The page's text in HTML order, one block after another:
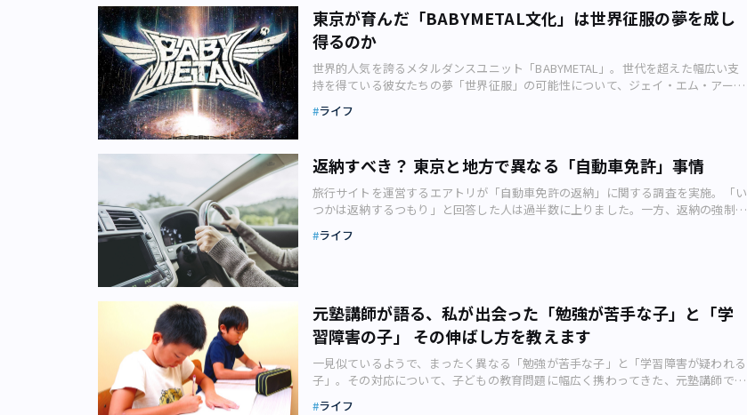
が、この時期の婚姻件数（厚生労働省）を見ると2001（平成13）年の79万9999組
を境に減少の一途をたどっています。 2019年は「令和婚」で盛り上がり前年よ
り1万2484組増えましたが、そもそも2000年初頭と比べると約20万組も減っている
のです。 結婚のイメージ（画像：写真AC） その原因のひとつとして考えられる
のが、氷河期世代の存在です。「不安定な雇用で結婚する余裕がない」という人が
相当数おり、結果的に現在の少子化に拍車がかかってしまいました。バブル崩壊後
の就職難も、時間の経過とともに婚姻数の減少や少子化問題などの要因になってい
左右されない就職採用を行ったりするなど、企業や学生そして社会にとってより良
い未来へ進めるために見直しをする時期にきています。
ャーなもの」として距離を置いていました。 『孤独のグルメ』の背後にも90年代
サブカル『孤独のグルメ』の背後にも90年代サブカル ただ、現在の多様な文化の
徴が月刊誌『GON!』（ミリオン出版）です。 『GON!』1997年2月号（画像：大洋
図書）『GON!』は小さい級数の活字を使ってページを埋め尽くした雑誌でした
が、そのテーマは多種多様でした。廃墟探訪のページがあるかと思えば、「まずい
ーラ」をテーマにしている号もありました。 そのほかにも「サブカルの殿堂」
として知られる中野ブロードウェイ（中野区中野）の全店舗解説や、駄菓子「よっ
ちゃんいか」の取材など、最近の個人の趣味ブログやカルチャー系ニュースサイト
の街ネタの源流は、この時点でほぼ網羅されていました。 どれも今では世間、
気持ち悪がられる趣味でした。 今ドラマの新シーズンが好評な『孤独のグル
になったのです。 当初は、中年男性がひとりでご飯を食べて「失敗した～」「食
べ過ぎた～」という揚げ句にアームロック……と、ある意味奇妙な人物像が斜め目
線から評価されていました。それが今ではドラマになり、ひとりでご飯を食べるこ
との美学を描いた作品として捉えられています。人々の価値観は絶えず変わるもの
です。 歴史を振り返ってもわかるように、「100%よい時代」「100%悪い時
時代だった説はいまだに真っ向から対立しています。 90年代サブカルについて
ー展開と違って、どこか「ヘタウマ」な味わい深い作品が多いのが特長で、試しに
読んでみると独特の魅力が満ち満ちています。 たとえフォロワー数が少なくて
も、「いいね！」やリツイートが少なくても、こつこつと更新されていく4コマ漫
画たち。一体どのような狙いがあるのでしょう？ 各担当者に話を聞いてみたら、
その奥深さに気づかされました。 健康に携わる企業の萌え系CSR漫画健康に携わる
企業の萌え系CSR漫画「社名を名乗ると、『日清食品さんですか？』と聞き返され
ることもあるんですよ」 そう言って笑うのは、ヘルスケアフードを取り扱う日
風タッチの女の子たちが、熱中症の症状や対処法などについて学ぶギャグ4コマ漫
画連載。 熱中症について考える漫画の1コマ（画像：日清医療食品） ストーリー
原案を神戸さんが考え、知人の女性が作画を担当している同作品、「第1話」が投
稿されたのは2020年5月11日（月）と比較的最近ですが、実は2014年から同社ウェ
ブサイト上に掲載していて、全60話を読むことができます。 少し天然ボケな女の
子が毎回、勘違いしたりアタフタしたりしながら熱中症について学んでいく様子
（神戸さん）と、予想気温が高い日を狙って1話ずつ投稿しているそうです。 漫
画の制作を始めた2014年当時、まだまだ熱中症の認知が進んでいなかったといい、
「難しいマニュアルよりも分かりやすい漫画で伝えてはどうか」と考えたのが、そ
もそものきっかけ。 健康に関わる企業として「ためになる情報」を届けようと、
最近では新型コロナウイルスの感染予防に関する作品も配信しました。 何気ない
日常に願う、幸せな世界何気ない日常に願う、幸せな世界 やさしい童話の挿絵の
を行っている家系は130店舗ほどあり、個人店を含めるとさらに多くの数に上りま
す。ちなみに、全国規模では2000店舗とも言われています。 そんな家系ラーメ
ンですが、主な特徴は ・薄茶色に濁ったスープ ・ストロークが短いウエーブの太
麺 ・燻煙（くんえん）がかかった独特な風味のチャーシュー ・ホウレン草 ・大き
目ののり といったビジュアルです。 家系ラーメンのイメージ（画像：小野員
裕） 昨今のラーメンブームもあり、ラーメン屋で女性のひとり客を多く見かける
家」という名の元祖 家系の元祖は、横浜駅西口にある「家系総本山 吉村家」
（横浜市）です。 横浜市西区南幸にある「家系総本山 吉村家」（画像：
(C)Google） 吉村家は元々、JR根岸線「新杉田駅」近くで1974（昭和49）年に開
業。長距離トラック運転手の間で評判となり、ここから巣立った弟子たちがさまざ
の大好きな家系は、何といっても「吉村家」です。新杉田駅にあった頃からお世話
何が魅力なのか すっかり市民権を得た家系ラーメンですが、その魅力について改
めて考えてみましょう。 乳化（水分と油脂分が混ざり合った状態）して白く濁っ
たスープに、エッジの効いた塩分濃度の高いしょうゆの「元ダレ」が合わさり、キ
リっとした塩味に柔らかさが加わって格別な味わいになります。 モチっとした太
麺は食べやすいようにストロークが短く、スープが飛び跳ねづらくなっています。
しています。私はラーメンだけでなく、ライスも必ず注文して、チャーシューとの
東京が育んだ「BABYMETAL文化」は世界征服の夢を成し
得るのか
世界的人気を誇るメタルダンスユニット「BABYMETAL」。世代を超えた幅広い支
持を得ている彼女たちの夢「世界征服」の可能性について、ジェイ・エム・アール
然性」「BABYMETAL（ベビーメタル）」は日本の女性ふたりのメタルダンスユニ
サイト（画像：アミューズ） イギリス、アメリカなど欧米での活躍が注目され、
特に2019年にはビルボード全米アルバムチャート「Billboard 200」で13位を記録
しました。56年ぶりに坂本九を抜いた快挙。ちなみに、代表曲である「ギミチョ
コ!!」のYouTubeでの再生回数は、1.1億回を超えています。 このBABYMETALを
育んだのが「東京」。日本の東京でなければならなかったのです。今回は
ン・アミューズ（渋谷区桜丘町）の社員で、メタル好きだった小林啓
（KOBAMETAL。BABYMETALの関与者はすべて「～ METAL」と呼ばれる）によりま
す。 原型となった「可憐Girl’s」の中元すず香（SU-METAL）らの歌唱力は、小
学生タレントを超えるものでした。メタルファンなら、メタルを歌ったら面白いだ
ろうという「思いつき」が生まれて当然です。折しも、バブル崩壊からおよそ20年
が経過した東日本大震災の前年でした。 やがて渋谷で生まれたアイデアは、中
元すず香と、ふたりの「天使のような少女」として選ばれた水野由結
ライフ
返納すべき？ 東京と地方で異なる「自動車免許」事情
旅行サイトを運営するエアトリが「自動車免許の返納」に関する調査を実施。「い
つかは返納するつもり」と回答した人は過半数に上りました。一方、返納の強制化
真AC） 加齢に伴う身体機能や判断力の低下により、運転に不安を感じた時に
「自動車免許の返納」に関する調査を実施（調査期間2019年5月9日～5月13日）。
その結果、「免許の返納について考えたことはありますか？」という質問に対し、
一番多かった回答は「いつかは返納するつもり」で64.7%でした。続いて多かった
回答は「考えたことがない」で19.0%。すでに「返納済み」という人も3.3%いま
した。 （画像引用：エアトリ） 返納者のコメントは以下のとおりです。 ・視力
たので（60代男性）・今、77歳ですが、70歳になった時に特に必要性を感じなく
ライフ
元塾講師が語る、私が出会った「勉強が苦手な子」と「学
習障害の子」 その伸ばし方を教えます
一見似ているようで、まったく異なる「勉強が苦手な子」と「学習障害が疑われる
子」。その対応について、子どもの教育問題に幅広く携わってきた、元塾講師でラ
ライフ